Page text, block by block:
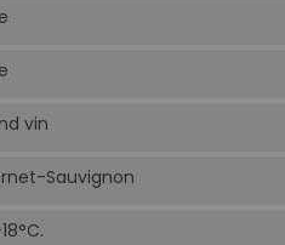
vin
Sauvignon